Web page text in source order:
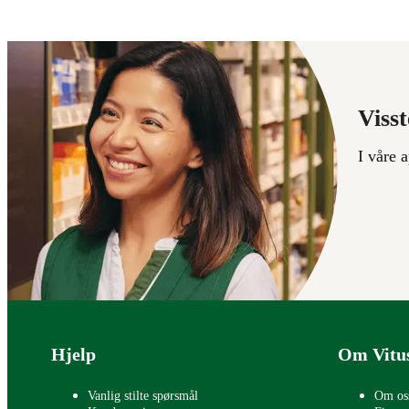
I våre
Bunntekst
Hjelp
Vanlig stilte spørsmål
Om
Om